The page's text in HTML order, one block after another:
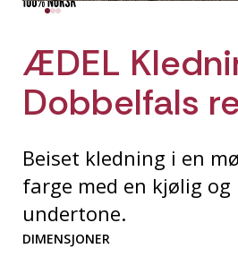
ÆDEL
Dobbelfals
Beiset kledning i en
farge med en kjølig
undertone.
DIMENSJONER